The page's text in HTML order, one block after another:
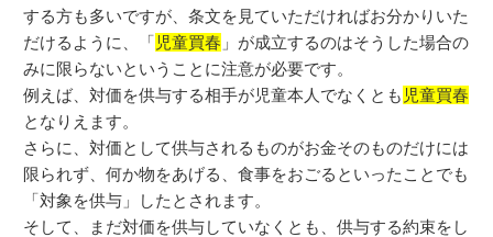
する方も多いですが、条文を見ていただければお分かりいた
だけるように、「 児童買春 」が成立するのはそうした場合の
みに限らないということに注意が必要です。
例えば、対価を供与する相手が児童本人でなくとも 児童買春
となりえます。
さらに、対価として供与されるものがお金そのものだけには
限られず、何か物をあげる、食事をおごるといったことでも
「対象を供与」したとされます。
そして、まだ対価を供与していなくとも、供与する約束をし